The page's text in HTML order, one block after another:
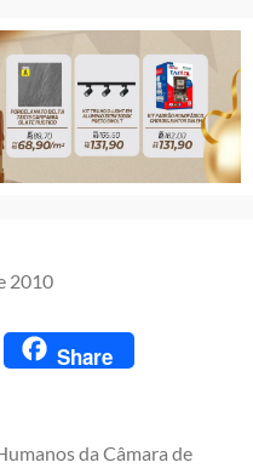
2010
PrintFriendly
Share
da Câmara de